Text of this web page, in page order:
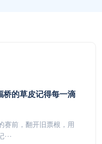
桥的草皮记得每一滴
赛前，翻开旧票根，用